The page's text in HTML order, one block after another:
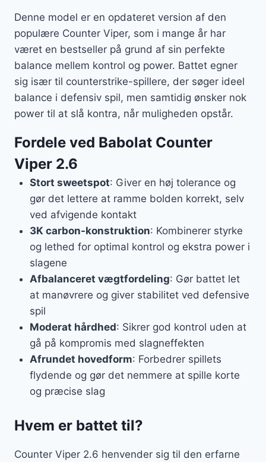
Denne model er en opdateret version af den
populære Counter Viper, som i mange år har
været en bestseller på grund af sin perfekte
balance mellem kontrol og power. Battet egner
sig især til counterstrike-spillere, der søger ideel
balance i defensiv spil, men samtidig ønsker nok
power til at slå kontra, når muligheden opstår.
Fordele ved Babolat Counter
Viper 2.6
Stort sweetspot: Giver en høj tolerance og
gør det lettere at ramme bolden korrekt, selv
ved afvigende kontakt
3K carbon-konstruktion: Kombinerer styrke
og lethed for optimal kontrol og ekstra power i
slagene
Afbalanceret vægtfordeling: Gør battet let
at manøvrere og giver stabilitet ved defensive
spil
Moderat hårdhed: Sikrer god kontrol uden at
gå på kompromis med slagneffekten
Afrundet hovedform: Forbedrer spillets
flydende og gør det nemmere at spille korte
og præcise slag
Hvem er battet til?
Counter Viper 2.6 henvender sig til den erfarne